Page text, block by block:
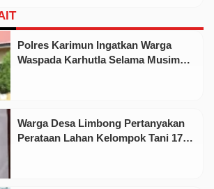
Polres Karimun Ingatkan Warga
Waspada Karhutla Selama Musim
Warga Desa Limbong Pertanyakan
Perataan Lahan Kelompok Tani 17